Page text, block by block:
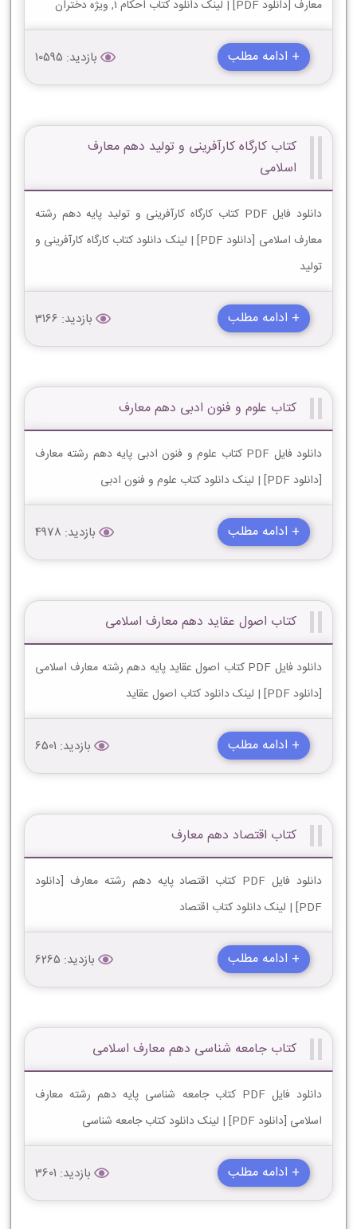
معارف [دانلود PDF] | لینک دانلود کتاب احکام 1, ویژه دختران
+ ادامه مطلب بازدید: 10595
کتاب کارگاه کارآفرینی و تولید دهم معارف
اسلامی
دانلود فایل PDF کتاب کارگاه کارآفرینی و تولید پایه دهم رشته
معارف اسلامی [دانلود PDF] | لینک دانلود کتاب کارگاه کارآفرینی و
تولید
+ ادامه مطلب بازدید: 3166
کتاب علوم و فنون ادبی دهم معارف
دانلود فایل PDF کتاب علوم و فنون ادبی پایه دهم رشته معارف
[دانلود PDF] | لینک دانلود کتاب علوم و فنون ادبی
+ ادامه مطلب بازدید: 4978
کتاب اصول عقاید دهم معارف اسلامی
دانلود فایل PDF کتاب اصول عقاید پایه دهم رشته معارف اسلامی
[دانلود PDF] | لینک دانلود کتاب اصول عقاید
+ ادامه مطلب بازدید: 6501
کتاب اقتصاد دهم معارف
دانلود فایل PDF کتاب اقتصاد پایه دهم رشته معارف [دانلود
PDF] | لینک دانلود کتاب اقتصاد
+ ادامه مطلب بازدید: 6265
کتاب جامعه شناسی دهم معارف اسلامی
دانلود فایل PDF کتاب جامعه شناسی پایه دهم رشته معارف
اسلامی [دانلود PDF] | لینک دانلود کتاب جامعه شناسی
+ ادامه مطلب بازدید: 3601